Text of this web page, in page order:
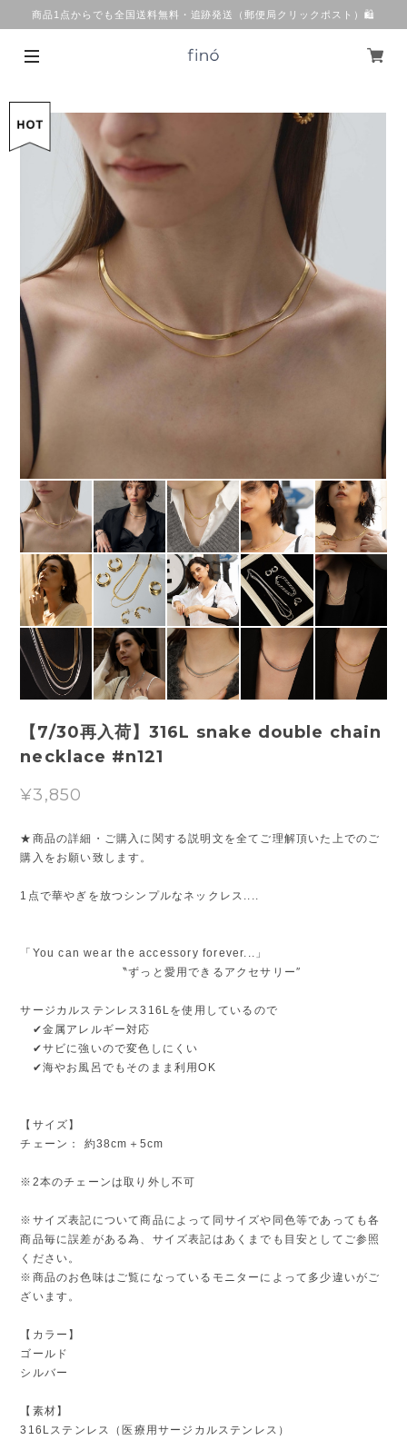
商品1点からでも全国送料無料・追跡発送（郵便局クリックポスト）🛍
【7/30再入荷】316L snake double chain
necklace #n121
¥3,850
★商品の詳細・ご購入に関する説明文を全てご理解頂いた上でのご
購入をお願い致します。
1点で華やぎを放つシンプルなネックレス....
「You can wear the accessory forever...」
〝ずっと愛用できるアクセサリー″
サージカルステンレス316Lを使用しているので
✔金属アレルギー対応
✔サビに強いので変色しにくい
✔海やお風呂でもそのまま利用OK
【サイズ】
チェーン： 約38cm＋5cm
※2本のチェーンは取り外し不可
※サイズ表記について商品によって同サイズや同色等であっても各
商品毎に誤差がある為、サイズ表記はあくまでも目安としてご参照
ください。
※商品のお色味はご覧になっているモニターによって多少違いがご
ざいます。
【カラー】
ゴールド
シルバー
【素材】
316Lステンレス（医療用サージカルステンレス）